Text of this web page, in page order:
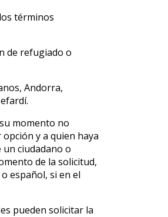
términos
de refugiado o
Andorra,
momento no
y a quien haya
ciudadano o
de la solicitud,
español, si en el
pueden solicitar la